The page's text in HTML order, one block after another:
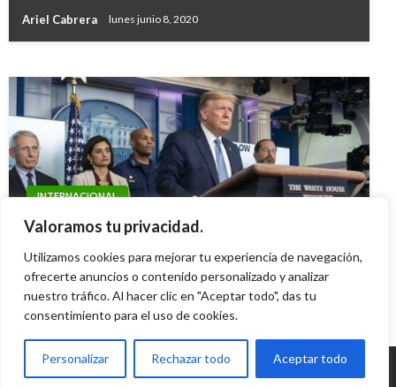
Valoramos tu privacidad.
Utilizamos cookies para mejorar tu experiencia de navegación,
ofrecerte anuncios o contenido personalizado y analizar
nuestro tráfico. Al hacer clic en "Aceptar todo", das tu
consentimiento para el uso de cookies.
Personalizar Rechazar todo Aceptar todo
Ariel Cabrera lunes junio 8, 2020
INTERNACIONAL
Trump sobre el tirador en su cena: «Odia a los
Ariel Cabrera domingo abril 26, 2026